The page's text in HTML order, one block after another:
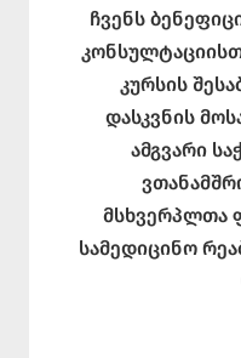
ჩვენს
კურსის
დასკვნის
ამგვარი
მსხვერპლთა
სამედიცინო